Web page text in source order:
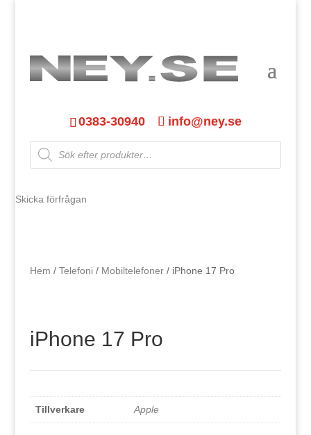
0383-30940 info@ney.se
Products
search
Skicka förfrågan
Hem / Telefoni / Mobiltelefoner/ iPhone 17 Pro
iPhone 17 Pro
Tillverkare Apple